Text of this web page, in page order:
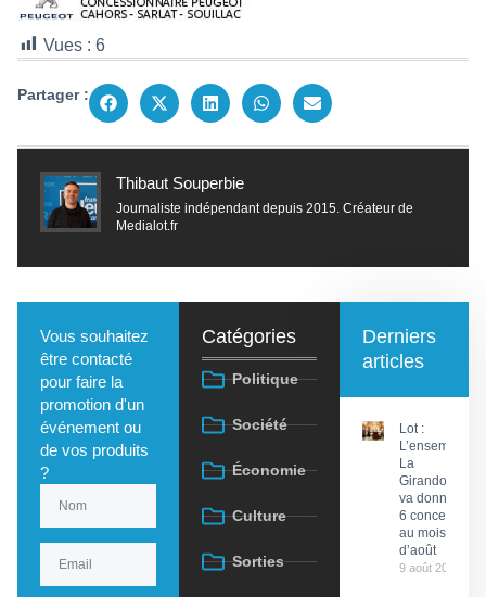
Vues : 6
Partager :
Thibaut Souperbie
Journaliste indépendant depuis 2015. Créateur de
Medialot.fr
Vous souhaitez
être contacté
pour faire la
promotion d'un
événement ou
de vos produits
?
Catégories
Politique
Société
Économie
Culture
Sorties
Derniers
articles
Lot :
L’ensemble
La
Girandola
va donner
6 concerts
au mois
d’août
9 août 2026